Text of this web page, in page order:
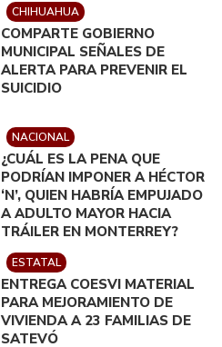
CHIHUAHUA
COMPARTE GOBIERNO
MUNICIPAL SEÑALES DE
ALERTA PARA PREVENIR EL
SUICIDIO
NACIONAL
¿CUÁL ES LA PENA QUE
PODRÍAN IMPONER A HÉCTOR
‘N’, QUIEN HABRÍA EMPUJADO
A ADULTO MAYOR HACIA
TRÁILER EN MONTERREY?
ESTATAL
ENTREGA COESVI MATERIAL
PARA MEJORAMIENTO DE
VIVIENDA A 23 FAMILIAS DE
SATEVÓ